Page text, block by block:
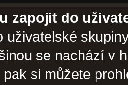
zapojit do
uživatelské
se nachází v
pak si můžete